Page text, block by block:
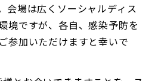
会場は広くソーシャルディス
境ですが、各自、感染予防を
参加いただけますと幸いで